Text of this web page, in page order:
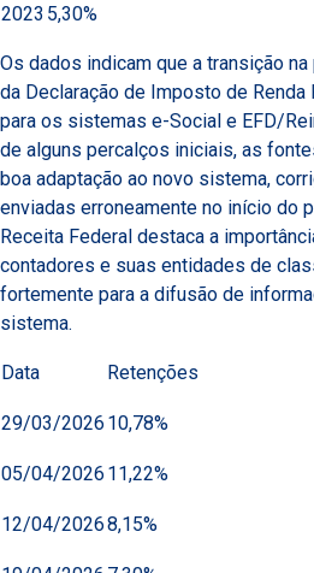
2023 5,30%
Os dados indicam que a transição
da Declaração de Imposto de Renda
para os sistemas e-Social e EFD/
de alguns percalços iniciais, as
boa adaptação ao novo sistema,
enviadas erroneamente no início do
Receita Federal destaca a
contadores e suas entidades de
fortemente para a difusão de
sistema.
Data Retenções
29/03/2026 10,78%
05/04/2026 11,22%
12/04/20268,15%